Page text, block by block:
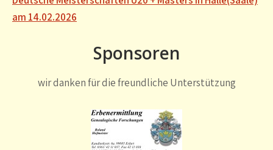
am 14.02.2026
Sponsoren
wir danken für die freundliche Unterstützung